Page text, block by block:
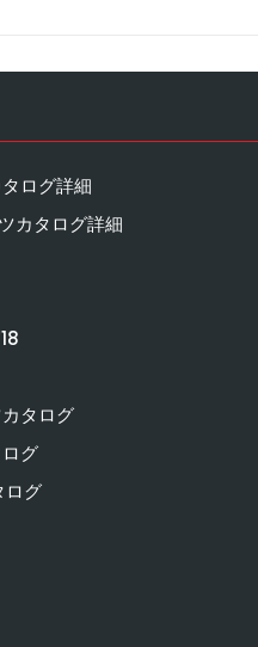
ログ詳細
カタログ詳細
タログ
グ
ログ